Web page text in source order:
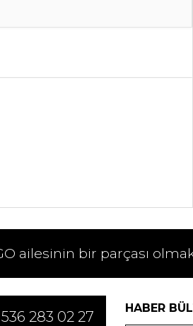
ailesinin bir parçası
283 02 27
HABER